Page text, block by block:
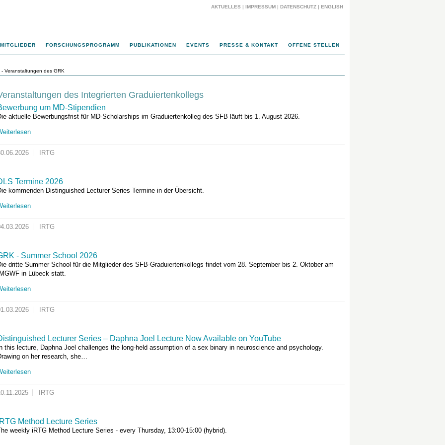
AKTUELLES | IMPRESSUM | DATENSCHUTZ | ENGLISH
MITGLIEDER FORSCHUNGSPROGRAMM PUBLIKATIONEN EVENTS PRESSE & KONTAKT OFFENE STELLEN
- Veranstaltungen des GRK
des Integrierten Graduiertenkollegs
um MD-Stipendien
aktuelle Bewerbungsfrist für MD-Scholarships im Graduiertenkolleg des SFB läuft bis 1. August 2026.
IRTG
Termine 2026
kommenden Distinguished Lecturer Series Termine in der Übersicht.
IRTG
- Summer School 2026
dritte Summer School für die Mitglieder des SFB-Graduiertenkollegs findet vom 28. September bis 2. Oktober am
in Lübeck statt.
IRTG
Lecturer Series – Daphna Joel Lecture Now Available on YouTube
this lecture, Daphna Joel challenges the long-held assumption of a sex binary in neuroscience and psychology.
on her research, she…
IRTG
Method Lecture Series
weekly iRTG Method Lecture Series - every Thursday, 13:00-15:00 (hybrid).